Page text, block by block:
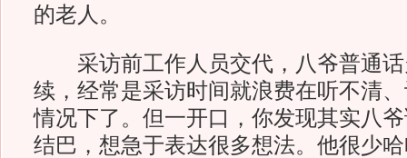
的老人。
采访前工作人员交代，八爷普通话
续，经常是采访时间就浪费在听不清
情况下了。但一开口，你发现其实八
结巴，想急于表达很多想法。他很少